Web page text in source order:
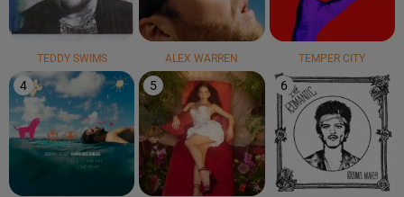
TEDDY SWIMS ALEX WARREN TEMPER CITY
4 5 6